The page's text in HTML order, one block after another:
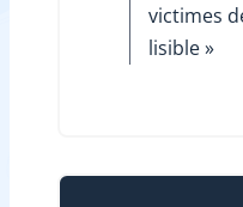
victimes
lisible »